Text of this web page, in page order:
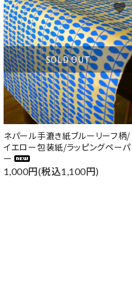
SOLD OUT
ネパール手漉き紙ブルーリーフ柄/
イエロー包装紙/ラッピングペーパ
ー
1,000円(税込1,100円)
favorite